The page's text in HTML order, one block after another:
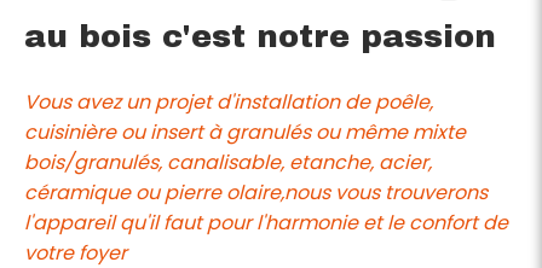
au bois c'est notre passion
Vous avez un projet d'installation de poêle,
cuisinière ou insert à granulés ou même mixte
bois/granulés, canalisable, etanche, acier,
céramique ou pierre olaire,nous vous trouverons
l'appareil qu'il faut pour l'harmonie et le confort de
votre foyer